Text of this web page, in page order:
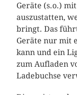
Geräte (s.o.)
auszustatten,
bringt. Das
Geräte nur mit
kann und ein
zum Aufladen
Ladebuchse